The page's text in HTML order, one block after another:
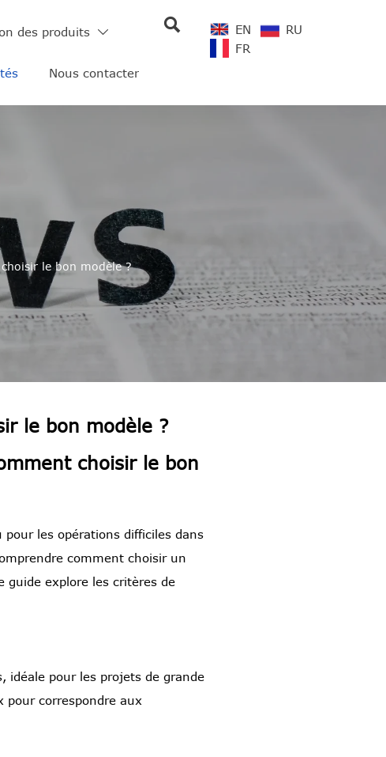
des produits 
Nous contacter
 EN
RU
FR
le bon modèle ?
le bon modèle ?
choisir le bon
les opérations difficiles dans
comment choisir un
explore les critères de
pour les projets de grande
pour correspondre aux